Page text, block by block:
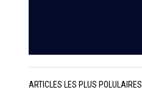
ARTICLES LES PLUS POLULAIRES